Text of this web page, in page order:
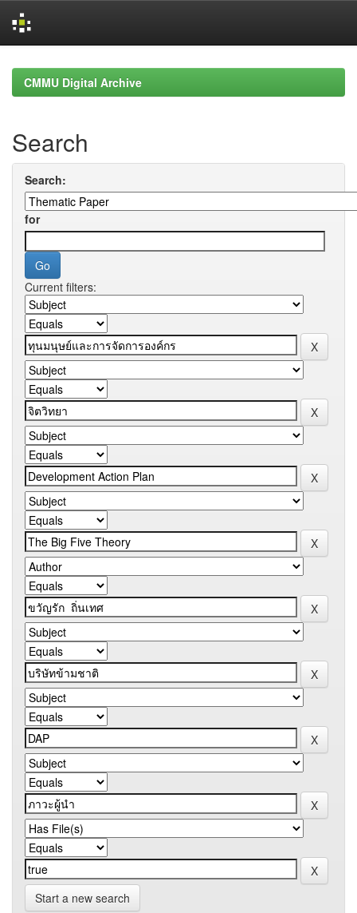
navigationCMMU Digital Archive
Search
Search:
for
Current filters:
Start a new search